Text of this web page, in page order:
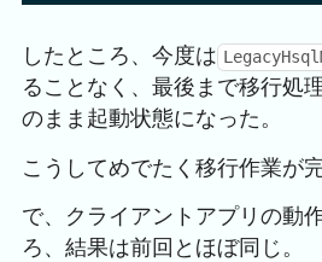
したところ、今度は
ることなく、最後まで移行処
のまま起動状態になった。
こうしてめでたく移行作業が完
で、クライアントアプリの動
ろ、結果は前回とほぼ同じ。